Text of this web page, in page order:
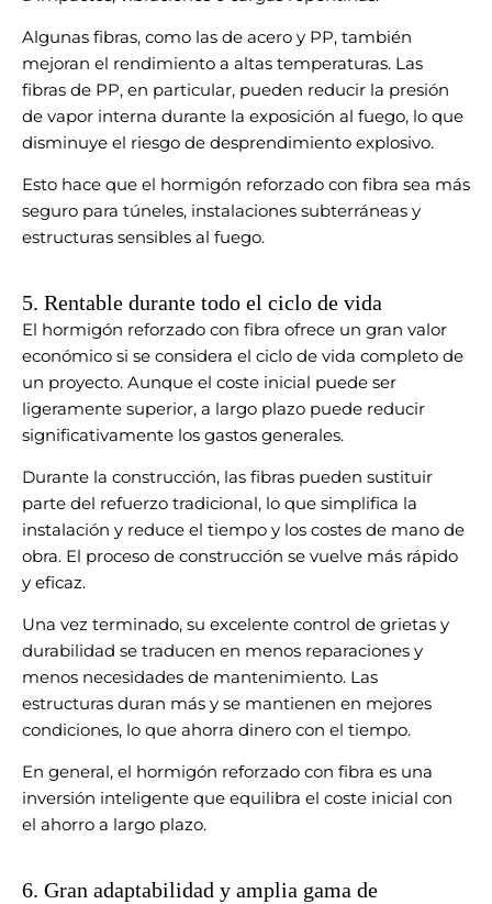
Algunas fibras, como las de acero y PP, también
mejoran el rendimiento a altas temperaturas. Las
fibras de PP, en particular, pueden reducir la presión
de vapor interna durante la exposición al fuego, lo que
disminuye el riesgo de desprendimiento explosivo.
Esto hace que el hormigón reforzado con fibra sea más
seguro para túneles, instalaciones subterráneas y
estructuras sensibles al fuego.
5. Rentable durante todo el ciclo de vida
El hormigón reforzado con fibra ofrece un gran valor
económico si se considera el ciclo de vida completo de
un proyecto. Aunque el coste inicial puede ser
ligeramente superior, a largo plazo puede reducir
significativamente los gastos generales.
Durante la construcción, las fibras pueden sustituir
parte del refuerzo tradicional, lo que simplifica la
instalación y reduce el tiempo y los costes de mano de
obra. El proceso de construcción se vuelve más rápido
y eficaz.
Una vez terminado, su excelente control de grietas y
durabilidad se traducen en menos reparaciones y
menos necesidades de mantenimiento. Las
estructuras duran más y se mantienen en mejores
condiciones, lo que ahorra dinero con el tiempo.
En general, el hormigón reforzado con fibra es una
inversión inteligente que equilibra el coste inicial con
el ahorro a largo plazo.
6. Gran adaptabilidad y amplia gama de